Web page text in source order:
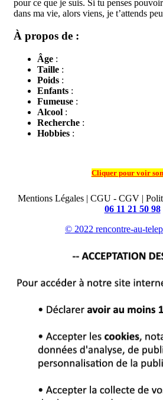
pour ce que je suis. Si tu penses
dans ma vie, alors viens, je t’attends
À propos de :
Âge :
Taille :
Poids :
Enfants :
Fumeuse :
Alcool :
Recherche :
Hobbies :
Cliquer pour voir
Mentions Légales | CGU - CGV |
06 11 21 50 98
© 2022 rencontre-au-